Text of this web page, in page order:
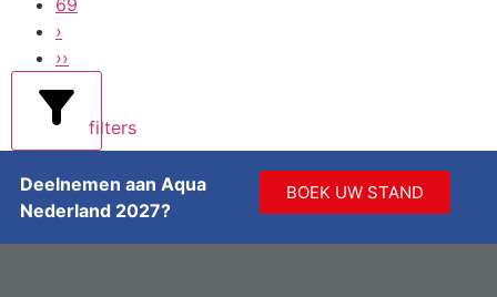
69
›
››
filters
Deelnemen aan Aqua
Nederland 2027?
BOEK UW STAND